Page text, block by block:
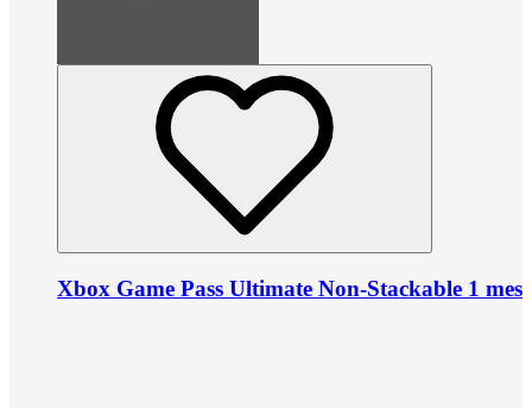
Xbox Game Pass Ultimate Non-Stackable 1 mes